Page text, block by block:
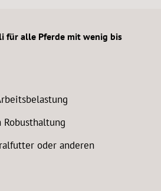
für alle Pferde mit wenig bis
oder anderen